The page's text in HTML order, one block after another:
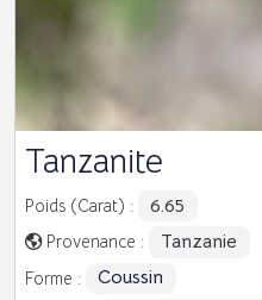
Tanzanite
Poids (Carat) : 6.65
Provenance : Tanzanie
Forme : Coussin